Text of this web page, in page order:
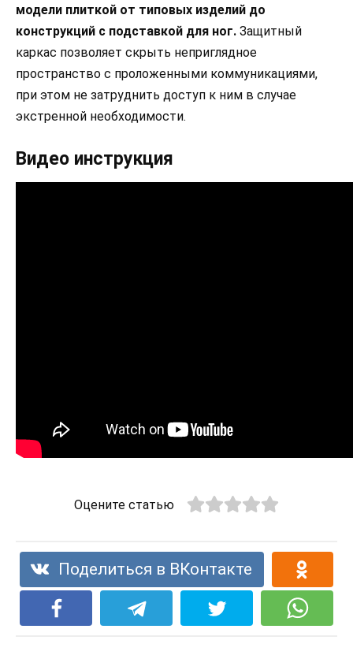
модели плиткой от типовых изделий до
конструкций с подставкой для ног. Защитный
каркас позволяет скрыть неприглядное
пространство с проложенными коммуникациями,
при этом не затруднить доступ к ним в случае
экстренной необходимости.
Видео инструкция
Оцените статью
Поделиться в ВКонтакте